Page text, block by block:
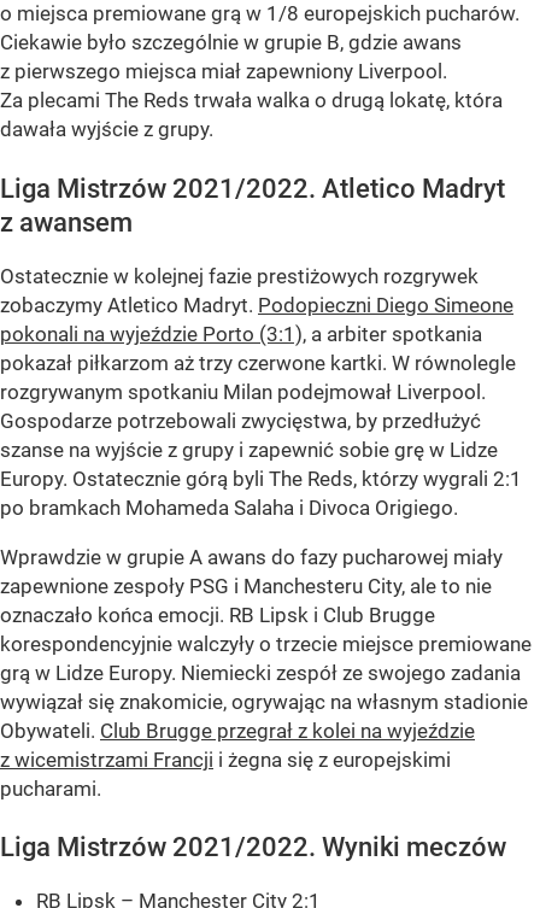
o miejsca premiowane grą w 1/8 europejskich pucharów.
Ciekawie było szczególnie w grupie B, gdzie awans
z pierwszego miejsca miał zapewniony Liverpool.
Za plecami The Reds trwała walka o drugą lokatę, która
dawała wyjście z grupy.
Liga Mistrzów 2021/2022. Atletico Madryt
z awansem
Ostatecznie w kolejnej fazie prestiżowych rozgrywek
zobaczymy Atletico Madryt. Podopieczni Diego Simeone
pokonali na wyjeździe Porto (3:1), a arbiter spotkania
pokazał piłkarzom aż trzy czerwone kartki. W równolegle
rozgrywanym spotkaniu Milan podejmował Liverpool.
Gospodarze potrzebowali zwycięstwa, by przedłużyć
szanse na wyjście z grupy i zapewnić sobie grę w Lidze
Europy. Ostatecznie górą byli The Reds, którzy wygrali 2:1
po bramkach Mohameda Salaha i Divoca Origiego.
Wprawdzie w grupie A awans do fazy pucharowej miały
zapewnione zespoły PSG i Manchesteru City, ale to nie
oznaczało końca emocji. RB Lipsk i Club Brugge
korespondencyjnie walczyły o trzecie miejsce premiowane
grą w Lidze Europy. Niemiecki zespół ze swojego zadania
wywiązał się znakomicie, ogrywając na własnym stadionie
Obywateli. Club Brugge przegrał z kolei na wyjeździe
z wicemistrzami Francji i żegna się z europejskimi
pucharami.
Liga Mistrzów 2021/2022. Wyniki meczów
RB Lipsk – Manchester City 2:1